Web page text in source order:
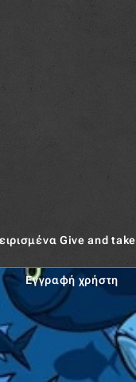
Give and take
Εγγραφή χρήστη